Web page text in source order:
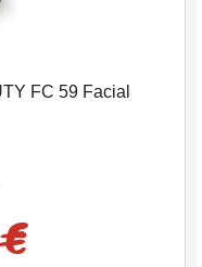
FC 59 Facial